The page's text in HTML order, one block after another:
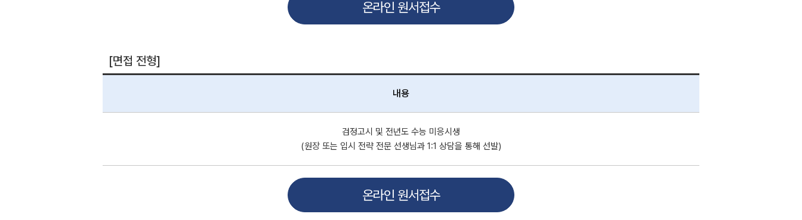
온라인 원서접수
[면접 전형]
내용
검정고시 및 전년도 수능 미응시생
(원장 또는 입시 전략 전문 선생님과 1:1 상담을 통해 선발)
온라인 원서접수